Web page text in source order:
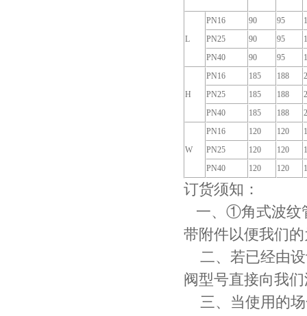
L
PN16 90 95
PN25
90 95
PN40
90 95
H
PN16 185 188
PN25
185 188
PN40
185 188
W
PN16 120 120
PN25
120 120
PN40
120 120
订货须知：
一、①角式波纹
带附件以便我们
二、若已经由
阀型号直接向我
三、当使用的